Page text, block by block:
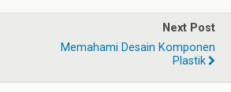
Next Post
Memahami Desain Komponen
Plastik